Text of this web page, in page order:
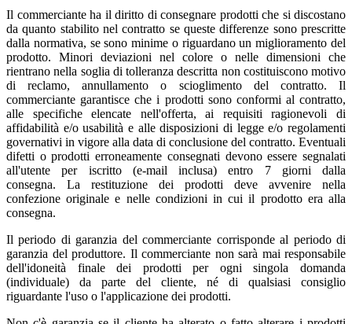
Il commerciante ha il diritto di consegnare prodotti che si discostano
da quanto stabilito nel contratto se queste differenze sono prescritte
dalla normativa, se sono minime o riguardano un miglioramento del
prodotto. Minori deviazioni nel colore o nelle dimensioni che
rientrano nella soglia di tolleranza descritta non costituiscono motivo
di reclamo, annullamento o scioglimento del contratto. Il
commerciante garantisce che i prodotti sono conformi al contratto,
alle specifiche elencate nell'offerta, ai requisiti ragionevoli di
affidabilità e/o usabilità e alle disposizioni di legge e/o regolamenti
governativi in vigore alla data di conclusione del contratto. Eventuali
difetti o prodotti erroneamente consegnati devono essere segnalati
all'utente per iscritto (e-mail inclusa) entro 7 giorni dalla
consegna. La restituzione dei prodotti deve avvenire nella
confezione originale e nelle condizioni in cui il prodotto era alla
consegna.
Il periodo di garanzia del commerciante corrisponde al periodo di
garanzia del produttore. Il commerciante non sarà mai responsabile
dell'idoneità finale dei prodotti per ogni singola domanda
(individuale) da parte del cliente, né di qualsiasi consiglio
riguardante l'uso o l'applicazione dei prodotti.